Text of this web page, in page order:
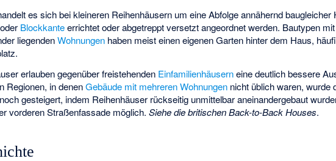
es sich bei kleineren Reihenhäusern um eine Abfolge annähernd baugleicher
Blockkanteerrichtet oder abgetreppt versetzt angeordnet werden. Bautypen
liegendenWohnungen haben meist einen eigenen Garten hinter dem Haus,
erlauben gegenüber freistehenden Einfamilienhäuserneine deutlich bessere
Regionen, in denenGebäude mit mehreren Wohnungen nicht üblich waren, wurde
gesteigert, indem Reihenhäuser rückseitig unmittelbar aneinandergebaut
vorderen Straßenfassade möglich.Siehe die britischenBack-to-Back Houses.